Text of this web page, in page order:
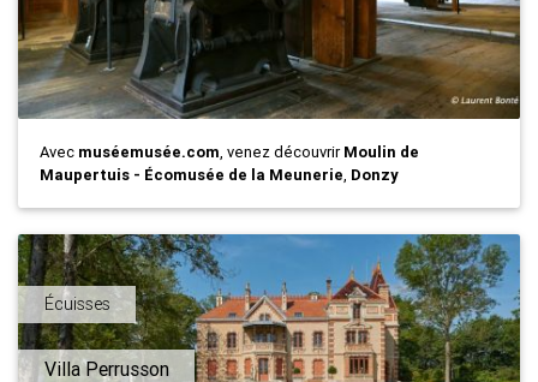
Avec muséemusée.com, venez découvrirMoulin de
Maupertuis - Écomusée de la Meunerie, Donzy
Écuisses
Villa Perrusson